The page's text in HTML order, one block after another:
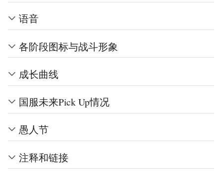
语音
各阶段图标与战斗形象
成长曲线
国服未来Pick Up情况
愚人节
注释和链接